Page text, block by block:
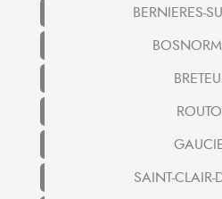
BERNIERES-
SAINT-CLAIR-